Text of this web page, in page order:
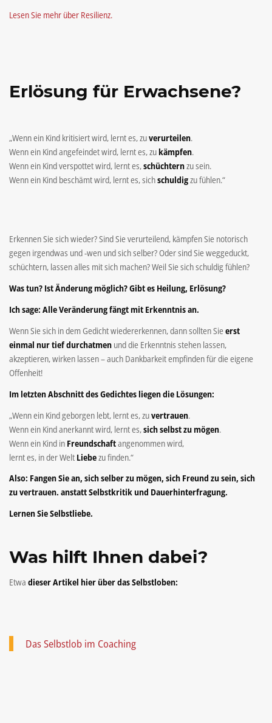
Lesen Sie mehr über Resilienz.
Erlösung für Erwachsene?
„Wenn ein Kind kritisiert wird, lernt es, zuverurteilen.
Wenn ein Kind angefeindet wird, lernt es, zu kämpfen.
Wenn ein Kind verspottet wird, lernt es,schüchternzu sein.
Wenn ein Kind beschämt wird, lernt es, sichschuldigzu fühlen.“
Erkennen Sie sich wieder? Sind Sie verurteilend, kämpfen Sie notorisch
gegen irgendwas und -wen und sich selber? Oder sind Sie weggeduckt,
schüchtern, lassen alles mit sich machen? Weil Sie sich schuldig fühlen?
Was tun? Ist Änderung möglich? Gibt es Heilung, Erlösung?
Ich sage: Alle Veränderung fängt mit Erkenntnis an.
Wenn Sie sich in dem Gedicht wiedererkennen, dann sollten Sieerst
einmal nur tief durchatmen und die Erkenntnis stehen lassen,
akzeptieren, wirken lassen – auch Dankbarkeit empfinden für die eigene
Offenheit!
Im letzten Abschnitt des Gedichtes liegen die Lösungen:
„Wenn ein Kind geborgen lebt, lernt es, zuvertrauen.
Wenn ein Kind anerkannt wird, lernt es,sich selbst zu mögen.
Wenn ein Kind in Freundschaftangenommen wird,
lernt es, in der Welt Liebezu finden.“
Also: Fangen Sie an, sich selber zu mögen, sich Freund zu sein, sich
zu vertrauen. anstatt Selbstkritik und Dauerhinterfragung.
Lernen Sie Selbstliebe.
Was hilft Ihnen dabei?
Etwa dieser Artikel hier über das Selbstloben:
Das Selbstlob im Coaching